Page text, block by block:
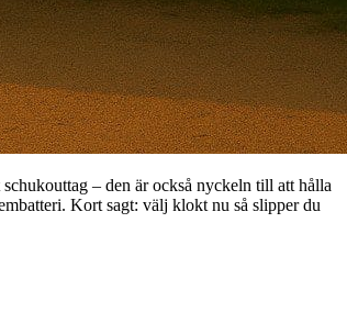
– den är också nyckeln till att hålla
Kort sagt: välj klokt nu så slipper du